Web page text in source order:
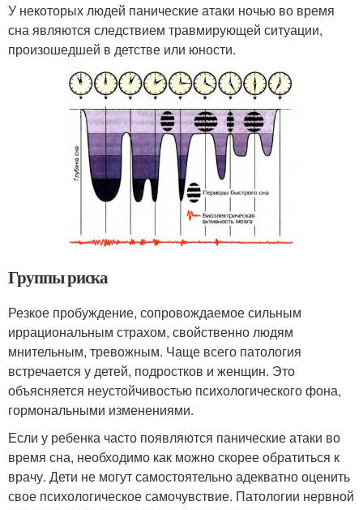
У некоторых людей панические атаки ночью во время
сна являются следствием травмирующей ситуации,
произошедшей в детстве или юности.
Группы риска
Резкое пробуждение, сопровождаемое сильным
иррациональным страхом, свойственно людям
мнительным, тревожным. Чаще всего патология
встречается у детей, подростков и женщин. Это
объясняется неустойчивостью психологического фона,
гормональными изменениями.
Если у ребенка часто появляются панические атаки во
время сна, необходимо как можно скорее обратиться к
врачу. Дети не могут самостоятельно адекватно оценить
свое психологическое самочувствие. Патологии нервной